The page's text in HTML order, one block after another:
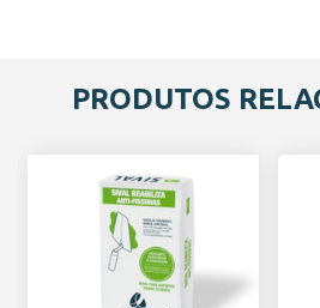
PRODUTOS